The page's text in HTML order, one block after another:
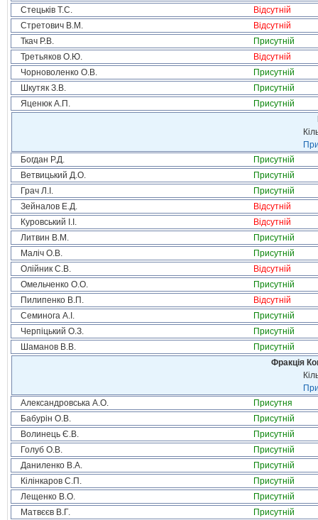
Стецьків Т.С.
Відсутній
Стретович В.М.
Відсутній
Ткач Р.В.
Присутній
Третьяков О.Ю.
Відсутній
Чорноволенко О.В.
Присутній
Шкутяк З.В.
Присутній
Яценюк А.П.
Присутній
Богдан Р.Д.
Присутній
Ветвицький Д.О.
Присутній
Грач Л.І.
Присутній
Зейналов Е.Д.
Відсутній
Куровський І.І.
Відсутній
Литвин В.М.
Присутній
Маліч О.В.
Присутній
Олійник С.В.
Відсутній
Омельченко О.О.
Присутній
Пилипенко В.П.
Відсутній
Семинога А.І.
Присутній
Черпіцький О.З.
Присутній
Шаманов В.В.
Присутній
Фракція
Александровська А.О.
Присутня
Бабурін О.В.
Присутній
Волинець Є.В.
Присутній
Голуб О.В.
Присутній
Даниленко В.А.
Присутній
Кілінкаров С.П.
Присутній
Лещенко В.О.
Присутній
Матвєєв В.Г.
Присутній